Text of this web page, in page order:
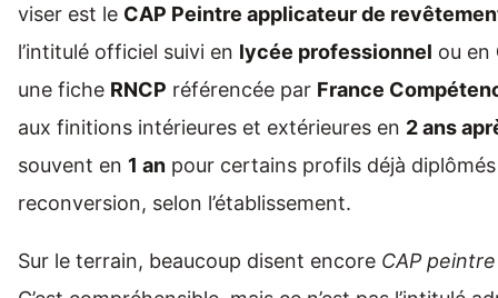
viser est le CAP Peintre applicateur de
l’intitulé officiel suivi en lycée professionnel ou en
une fiche RNCP référencée par France
aux finitions intérieures et extérieures en 2 ans
souvent en 1 an pour certains profils déjà
reconversion, selon l’établissement.
Sur le terrain, beaucoup disent encore CAP